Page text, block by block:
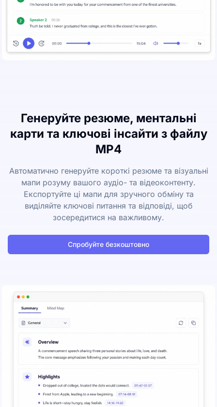
Генеруйте резюме, ментальні
карти та ключові інсайти з файлу
MP4
Автоматично генеруйте короткі резюме та візуальні
мапи розуму вашого аудіо- та відеоконтенту.
Експортуйте ці мапи для зручного обміну та
виділяйте ключові питання та відповіді, щоб
зосередитися на важливому.
Спробуйте безкоштовно